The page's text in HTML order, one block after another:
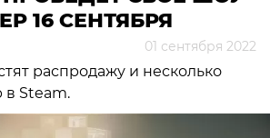
16 СЕНТЯБРЯ
01 сентября 2022
распродажу и несколько
в Steam.